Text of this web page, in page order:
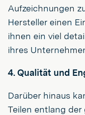
Aufzeichnungen
Hersteller einen
ihnen ein viel
ihres
4. Qualität und
Darüber hinaus
Teilen entlang